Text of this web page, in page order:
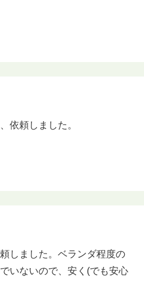
依頼しました。
しました。ベランダ程度の
いないので、安く(でも安心